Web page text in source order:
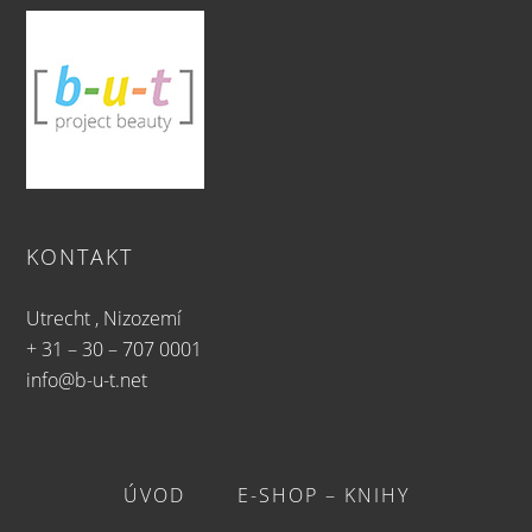
KONTAKT
Utrecht , Nizozemí
+ 31 – 30 – 707 0001
info@b-u-t.net
ÚVOD E-SHOP – KNIHY